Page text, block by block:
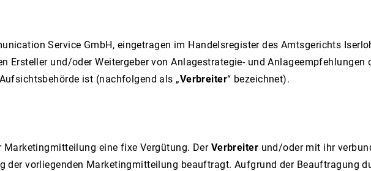
Service GmbH, eingetragen im Handelsregister des Amtsgerichts
Ersteller und/oder Weitergeber von Anlagestrategie- und
ist (nachfolgend als „Verbreiter“ bezeichnet).
Marketingmitteilung eine fixe Vergütung. Der Verbreiter und/oder mit ihr
der vorliegenden Marketingmitteilung beauftragt. Aufgrund der Beauftragung